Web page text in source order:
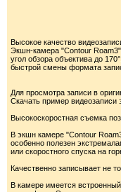
Высокое качество
Экшн-камера "Contour Roam3"
угол обзора объектива до
быстрой смены формата
Для просмотра записи в
Скачать пример
Высокоскоростная съемка
В экшн камере "Contour
особенно полезен
или скоростного спуска на
Качественно записывает не
В камере имеется